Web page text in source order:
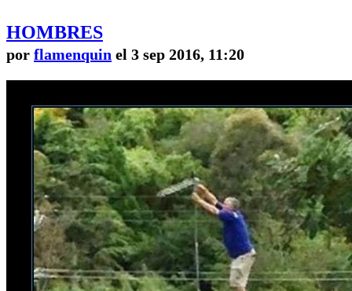
HOMBRES
por flamenquin el 3 sep 2016, 11:20